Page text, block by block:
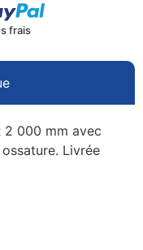
frais
2 000 mm avec
Livrée